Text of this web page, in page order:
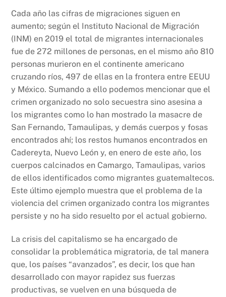
Cada año las cifras de migraciones siguen en
aumento; según el Instituto Nacional de Migración
(INM) en 2019 el total de migrantes internacionales
fue de 272 millones de personas, en el mismo año 810
personas murieron en el continente americano
cruzando ríos, 497 de ellas en la frontera entre EEUU
y México. Sumando a ello podemos mencionar que el
crimen organizado no solo secuestra sino asesina a
los migrantes como lo han mostrado la masacre de
San Fernando, Tamaulipas, y demás cuerpos y fosas
encontrados ahí; los restos humanos encontrados en
Cadereyta, Nuevo León y, en enero de este año, los
cuerpos calcinados en Camargo, Tamaulipas, varios
de ellos identificados como migrantes guatemaltecos.
Este último ejemplo muestra que el problema de la
violencia del crimen organizado contra los migrantes
persiste y no ha sido resuelto por el actual gobierno.
La crisis del capitalismo se ha encargado de
consolidar la problemática migratoria, de tal manera
que, los países “avanzados”, es decir, los que han
desarrollado con mayor rapidez sus fuerzas
productivas, se vuelven en una búsqueda de